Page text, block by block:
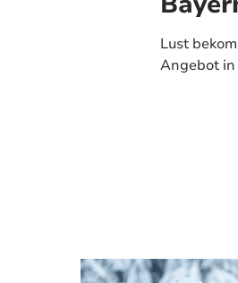
Lust
Angebot in